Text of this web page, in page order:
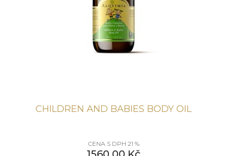
CHILDREN AND BABIES BODY OIL
CENA S DPH 21 %